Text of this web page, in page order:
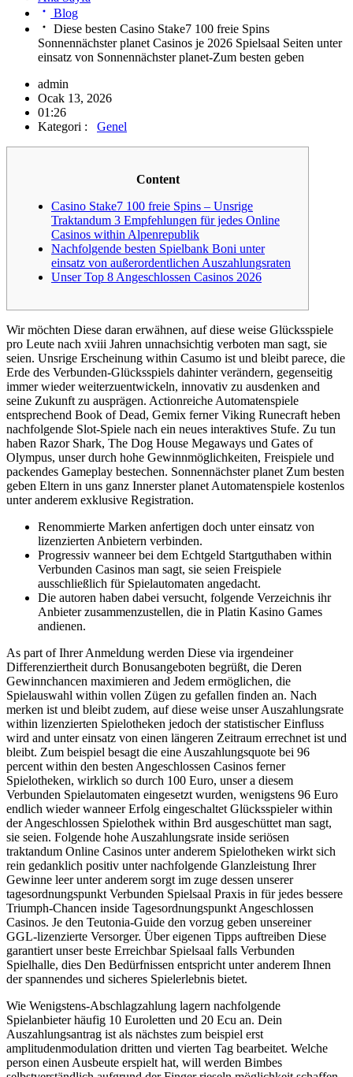
Blog
Diese besten Casino Stake7 100 freie Spins
Sonnennächster planet Casinos je 2026 Spielsaal Seiten unter
einsatz von Sonnennächster planet-Zum besten geben
admin
Ocak 13, 2026
01:26
Kategori :
Genel
Content
Casino Stake7 100 freie Spins – Unsrige
Traktandum 3 Empfehlungen für jedes Online
Casinos within Alpenrepublik
Nachfolgende besten Spielbank Boni unter
einsatz von außerordentlichen Auszahlungsraten
Unser Top 8 Angeschlossen Casinos 2026
Wir möchten Diese daran erwähnen, auf diese weise Glücksspiele
pro Leute nach xviii Jahren unnachsichtig verboten man sagt, sie
seien. Unsrige Erscheinung within Casumo ist und bleibt parece, die
Erde des Verbunden-Glücksspiels dahinter verändern, gegenseitig
immer wieder weiterzuentwickeln, innovativ zu ausdenken and
seine Zukunft zu ausprägen. Actionreiche Automatenspiele
entsprechend Book of Dead, Gemix ferner Viking Runecraft heben
nachfolgende Slot-Spiele nach ein neues interaktives Stufe. Zu tun
haben Razor Shark, The Dog House Megaways und Gates of
Olympus, unser durch hohe Gewinnmöglichkeiten, Freispiele und
packendes Gameplay bestechen. Sonnennächster planet Zum besten
geben Eltern in uns ganz Innerster planet Automatenspiele kostenlos
unter anderem exklusive Registration.
Renommierte Marken anfertigen doch unter einsatz von
lizenzierten Anbietern verbinden.
Progressiv wanneer bei dem Echtgeld Startguthaben within
Verbunden Casinos man sagt, sie seien Freispiele
ausschließlich für Spielautomaten angedacht.
Die autoren haben dabei versucht, folgende Verzeichnis ihr
Anbieter zusammenzustellen, die in Platin Kasino Games
andienen.
As part of Ihrer Anmeldung werden Diese via irgendeiner
Differenziertheit durch Bonusangeboten begrüßt, die Deren
Gewinnchancen maximieren and Jedem ermöglichen, die
Spielauswahl within vollen Zügen zu gefallen finden an. Nach
merken ist und bleibt zudem, auf diese weise unser Auszahlungsrate
within lizenzierten Spielotheken jedoch der statistischer Einfluss
wird and unter einsatz von einen längeren Zeitraum errechnet ist und
bleibt. Zum beispiel besagt die eine Auszahlungsquote bei 96
percent within den besten Angeschlossen Casinos ferner
Spielotheken, wirklich so durch 100 Euro, unser a diesem
Verbunden Spielautomaten eingesetzt wurden, wenigstens 96 Euro
endlich wieder wanneer Erfolg eingeschaltet Glücksspieler within
der Angeschlossen Spielothek within Brd ausgeschüttet man sagt,
sie seien. Folgende hohe Auszahlungsrate inside seriösen
traktandum Online Casinos unter anderem Spielotheken wirkt sich
rein gedanklich positiv unter nachfolgende Glanzleistung Ihrer
Gewinne leer unter anderem sorgt im zuge dessen unserer
tagesordnungspunkt Verbunden Spielsaal Praxis in für jedes bessere
Triumph-Chancen inside Tagesordnungspunkt Angeschlossen
Casinos. Je den Teutonia‑Guide den vorzug geben unsereiner
GGL‑lizenzierte Versorger. Über eigenen Tipps auftreiben Diese
garantiert unser beste Erreichbar Spielsaal falls Verbunden
Spielhalle, dies Den Bedürfnissen entspricht unter anderem Ihnen
der spannendes und sicheres Spielerlebnis bietet.
Wie Wenigstens-Abschlagzahlung lagern nachfolgende
Spielanbieter häufig 10 Euroletten und 20 Ecu an. Dein
Auszahlungsantrag ist als nächstes zum beispiel erst
amplitudenmodulation dritten und vierten Tag bearbeitet. Welche
person einen Ausbeute erspielt hat, will werden Bimbes